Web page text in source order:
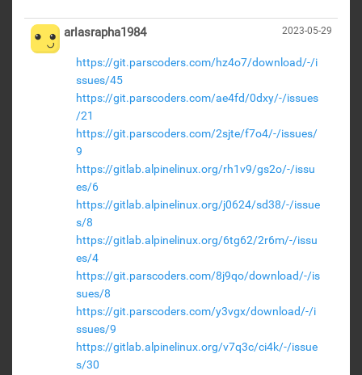
2023-05-29
arlasrapha1984
https://git.parscoders.com/hz4o7/download/-/i
ssues/45
https://git.parscoders.com/ae4fd/0dxy/-/issues
/21
https://git.parscoders.com/2sjte/f7o4/-/issues/
9
https://gitlab.alpinelinux.org/rh1v9/gs2o/-/issu
es/6
https://gitlab.alpinelinux.org/j0624/sd38/-/issue
s/8
https://gitlab.alpinelinux.org/6tg62/2r6m/-/issu
es/4
https://git.parscoders.com/8j9qo/download/-/is
sues/8
https://git.parscoders.com/y3vgx/download/-/i
ssues/9
https://gitlab.alpinelinux.org/v7q3c/ci4k/-/issue
s/30